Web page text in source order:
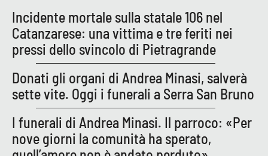
Crotone
Vibo Valentia
Reggio Calabria
Cosenza
Lamezia Terme
Incidente mortale sulla statale 106 nel
Catanzarese: una vittima e tre feriti nei
pressi dello svincolo di Pietragrande
Donati gli organi di Andrea Minasi, salverà
sette vite. Oggi i funerali a Serra San Bruno
I funerali di Andrea Minasi. Il parroco: «Per
nove giorni la comunità ha sperato,